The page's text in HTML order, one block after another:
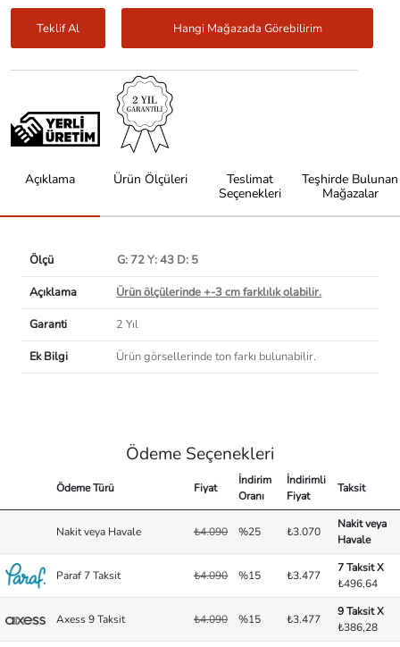
Teklif Al Hangi Mağazada Görebilirim
Açıklama Ürün Ölçüleri
Teslimat
Seçenekleri
Teşhirde Bulunan
Mağazalar
Ölçü
G: 72 Y: 43 D: 5
Açıklama
Ürün ölçülerinde +-3 cm farklılık olabilir.
Garanti
2 Yıl
Ek Bilgi
Ürün görsellerinde ton farkı bulunabilir.
Ödeme Seçenekleri
Ödeme Türü Fiyat
İndirim
Oranı
İndirimli
Fiyat
Taksit
Nakit veya Havale ₺4.090 %25 ₺3.070
Nakit veya
Havale
Paraf 7 Taksit ₺4.090 %15 ₺3.477
7 Taksit X
₺496,64
Axess 9 Taksit ₺4.090 %15 ₺3.477
9 Taksit X
₺386,28